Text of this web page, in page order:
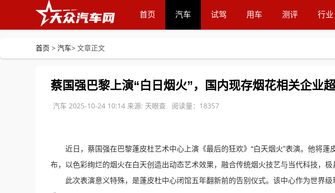
首页 汽车 试驾 用车 测评 行业
首页 > 汽车> 文章正文
蔡国强巴黎上演“白日烟火”，国内现存烟花相关企业
汽车 2025-10-24 10:14 来源: 天眼查 阅读量：18357
近日，蔡国强在巴黎蓬皮杜艺术中心上演《最后的狂欢》“白天烟火”表演。他将
布，以色彩绚烂的烟火在白天创造出动态艺术效果，融合传统烟火技艺与当代科技，极
此次表演意义特殊，是蓬皮杜中心闭馆五年翻新前的告别仪式。该中心作为世界